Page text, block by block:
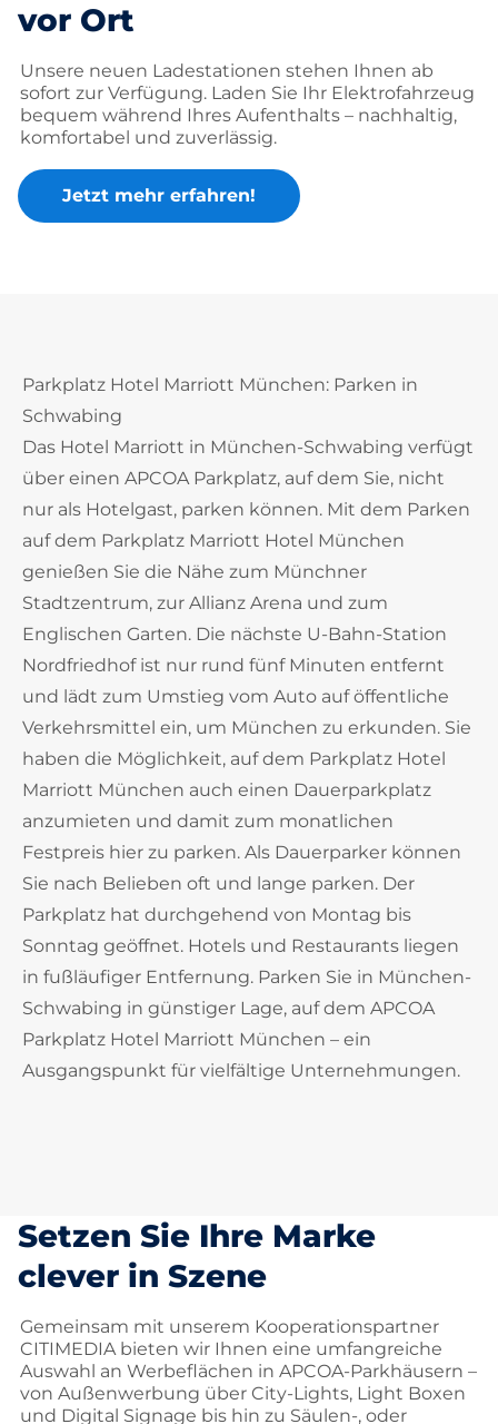
vor Ort
Unsere neuen Ladestationen stehen Ihnen ab
sofort zur Verfügung. Laden Sie Ihr Elektrofahrzeug
bequem während Ihres Aufenthalts – nachhaltig,
komfortabel und zuverlässig.
Jetzt mehr erfahren!
Parkplatz Hotel Marriott München: Parken in
Schwabing
Das Hotel Marriott in München-Schwabing verfügt
über einen APCOA Parkplatz, auf dem Sie, nicht
nur als Hotelgast, parken können. Mit dem Parken
auf dem Parkplatz Marriott Hotel München
genießen Sie die Nähe zum Münchner
Stadtzentrum, zur Allianz Arena und zum
Englischen Garten. Die nächste U-Bahn-Station
Nordfriedhof ist nur rund fünf Minuten entfernt
und lädt zum Umstieg vom Auto auf öffentliche
Verkehrsmittel ein, um München zu erkunden. Sie
haben die Möglichkeit, auf dem Parkplatz Hotel
Marriott München auch einen Dauerparkplatz
anzumieten und damit zum monatlichen
Festpreis hier zu parken. Als Dauerparker können
Sie nach Belieben oft und lange parken. Der
Parkplatz hat durchgehend von Montag bis
Sonntag geöffnet. Hotels und Restaurants liegen
in fußläufiger Entfernung. Parken Sie in München-
Schwabing in günstiger Lage, auf dem APCOA
Parkplatz Hotel Marriott München – ein
Ausgangspunkt für vielfältige Unternehmungen.
Setzen Sie Ihre Marke
clever in Szene
Gemeinsam mit unserem Kooperationspartner
CITIMEDIA bieten wir Ihnen eine umfangreiche
Auswahl an Werbeflächen in APCOA-Parkhäusern –
von Außenwerbung über City-Lights, Light Boxen
und Digital Signage bis hin zu Säulen-, oder